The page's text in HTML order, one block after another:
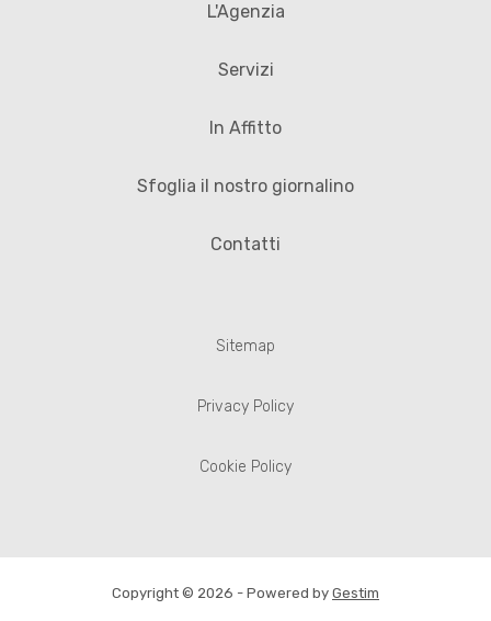
L'Agenzia
Servizi
In Affitto
Sfoglia il nostro giornalino
Contatti
Sitemap
Privacy Policy
Cookie Policy
Copyright © 2026 - Powered by Gestim